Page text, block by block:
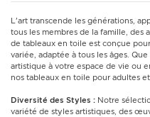
L'art transcende les générations,
tous les membres de la famille, des
de tableaux en toile est conçue
variée, adaptée à tous les âges.
artistique à votre espace de vie ou
nos tableaux en toile pour adultes
Diversité des Styles : Notre
variété de styles artistiques, des